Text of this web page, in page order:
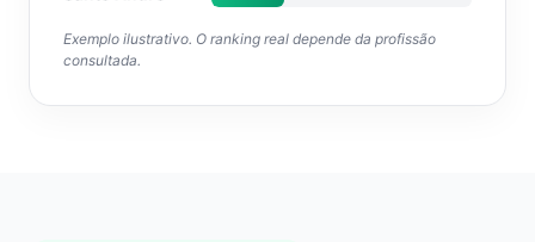
Exemplo ilustrativo. O ranking real depende da profissão
consultada.